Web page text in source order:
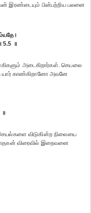
இரண்டையும் பின்பற்றிய பலனை
5.5 ॥
அடைகிறார்கள். செயலை
யார் காண்கிறானோ அவனே
॥
விடுகின்ற நிலையை
விரைவில் இறைவனை